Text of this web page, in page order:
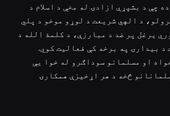
چې د بشپړې ازادۍ له مخې د اسلام د
د الهي شریعت د لوړو موخو د پلي
یرغل پر ضد د مبارزې، د کلمۀ الله د
د بیدارۍ په برخه کې فعالیت کوي.
او مسلمانو سوداګرو له خوا یې
څخه د هر اړخیزې همکارۍ